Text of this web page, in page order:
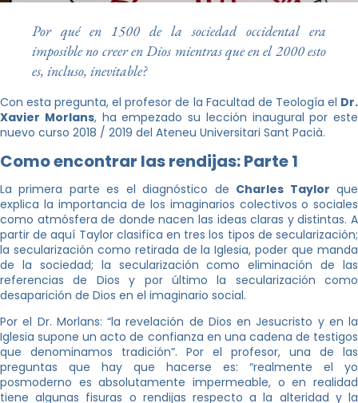
Por qué en 1500 de la sociedad occidental era
imposible no creer en Dios mientras que en el 2000 esto
es, incluso, inevitable?
Con esta pregunta, el profesor de la Facultad de Teología el Dr.
Xavier Morlans, ha empezado su lección inaugural por este
nuevo curso 2018 / 2019 del Ateneu Universitari Sant Pacià.
Como encontrar las rendijas: Parte 1
La primera parte es el diagnóstico de Charles Taylor que
explica la importancia de los imaginarios colectivos o sociales
como atmósfera de donde nacen las ideas claras y distintas. A
partir de aquí Taylor clasifica en tres los tipos de secularización;
la secularización como retirada de la Iglesia, poder que manda
de la sociedad; la secularización como eliminación de las
referencias de Dios y por último la secularización como
desaparición de Dios en el imaginario social.
Por el Dr. Morlans: “la revelación de Dios en Jesucristo y en la
Iglesia supone un acto de confianza en una cadena de testigos
que denominamos tradición”. Por el profesor, una de las
preguntas que hay que hacerse es: “realmente el yo
posmoderno es absolutamente impermeable, o en realidad
tiene algunas fisuras o rendijas respecto a la alteridad y la